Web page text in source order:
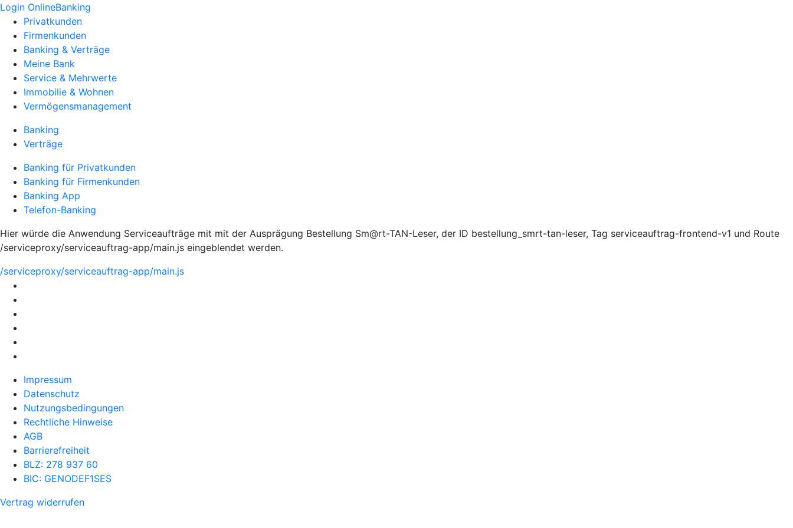
Login OnlineBanking
Privatkunden
Firmenkunden
Banking & Verträge
Meine Bank
Service & Mehrwerte
Immobilie & Wohnen
Vermögensmanagement
Banking
Verträge
Banking für Privatkunden
Banking für Firmenkunden
Banking App
Telefon-Banking
Hier würde die Anwendung Serviceaufträge mit mit der Ausprägung Bestellung Sm@rt-TAN-Leser, der ID bestellung_smrt-tan-leser, Tag serviceauftrag-frontend-v1 und Route
/serviceproxy/serviceauftrag-app/main.js eingeblendet werden.
/serviceproxy/serviceauftrag-app/main.js
Impressum
Datenschutz
Nutzungsbedingungen
Rechtliche Hinweise
AGB
Barrierefreiheit
BLZ: 278 937 60
BIC: GENODEF1SES
Vertrag widerrufen